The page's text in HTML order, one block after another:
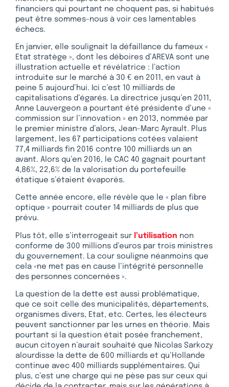
financiers qui pourtant ne choquent pas, si habitués
peut être sommes-nous à voir ces lamentables
échecs.
En janvier, elle soulignait la défaillance du fameux «
Etat stratège », dont les déboires d’AREVA sont une
illustration actuelle et révélatrice : l’action
introduite sur le marché à 30 € en 2011, en vaut à
peine 5 aujourd’hui. Ici c’est 10 milliards de
capitalisations d’égarés. La directrice jusqu’en 2011,
Anne Lauvergeon a pourtant été présidente d’une «
commission sur l’innovation » en 2013, nommée par
le premier ministre d’alors, Jean-Marc Ayrault. Plus
largement, les 67 participations cotées valaient
77,4 milliards fin 2016 contre 100 milliards un an
avant. Alors qu’en 2016, le CAC 40 gagnait pourtant
4,86%, 22,6% de la valorisation du portefeuille
étatique s’étaient évaporés.
Cette année encore, elle révèle que le « plan fibre
optique » pourrait couter 14 milliards de plus que
prévu.
Plus tôt, elle s’interrogeait sur l’utilisation non
conforme de 300 millions d’euros par trois ministres
du gouvernement. La cour souligne néanmoins que
cela «ne met pas en cause l’intégrité personnelle
des personnes concernées ».
La question de la dette est aussi problématique,
que ce soit celle des municipalités, départements,
organismes divers, Etat, etc. Certes, les électeurs
peuvent sanctionner par les urnes en théorie. Mais
pourtant si la question était posée franchement,
aucun citoyen n’aurait souhaité que Nicolas Sarkozy
alourdisse la dette de 600 milliards et qu’Hollande
continue avec 400 milliards supplémentaires. Qui
plus, c’est une charge qui ne pèse pas sur ceux qui